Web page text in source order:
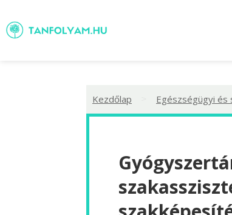
Kezdőlap Egészségügyi és